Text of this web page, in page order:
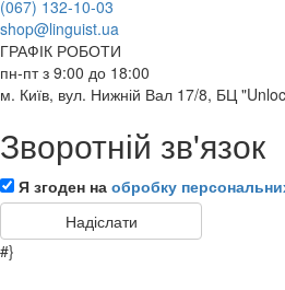
(067) 132-10-03
shop@linguist.ua
ГРАФІК РОБОТИ
пн-пт з 9:00 до 18:00
м. Київ, вул. Нижній Вал 17/8, БЦ
Зворотній зв'язок
Я згоден на обробку
#}